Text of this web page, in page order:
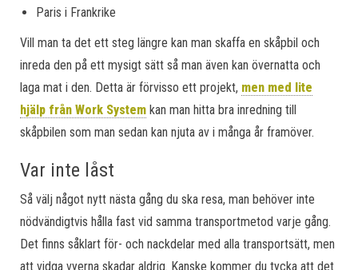
Paris i Frankrike
Vill man ta det ett steg längre kan man skaffa en skåpbil och
inreda den på ett mysigt sätt så man även kan övernatta och
laga mat i den. Detta är förvisso ett projekt, men med lite
hjälp från Work System kan man hitta bra inredning till
skåpbilen som man sedan kan njuta av i många år framöver.
Var inte låst
Så välj något nytt nästa gång du ska resa, man behöver inte
nödvändigtvis hålla fast vid samma transportmetod varje gång.
Det finns såklart för- och nackdelar med alla transportsätt, men
att vidga vyerna skadar aldrig. Kanske kommer du tycka att det